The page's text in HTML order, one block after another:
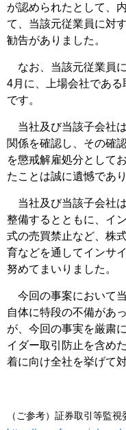
が認められたとして、
て、当該元従業員に対
勧告がありました。
なお、当該元従業員
4月に、上場会社であ
です。
当社及び当該子会社
関係を確認し、その確
を懲戒解雇処分として
たことは誠に遺憾であ
当社及び当該子会社
整備するとともに、イ
式の売買禁止など、株
育などを通してインサ
努めてまいりました。
今回の事案において
自体に特段の不備があ
が、今回の事実を厳粛
イダー取引防止を含め
着に向け全社を挙げて
（ご参考）証券取引等監